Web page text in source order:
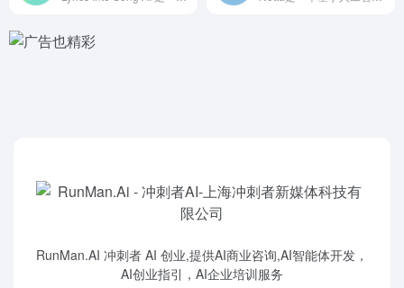
RunMan.AI 冲刺者 AI 创业,提供AI商业咨询,AI智能体开发，
AI创业指引，AI企业培训服务